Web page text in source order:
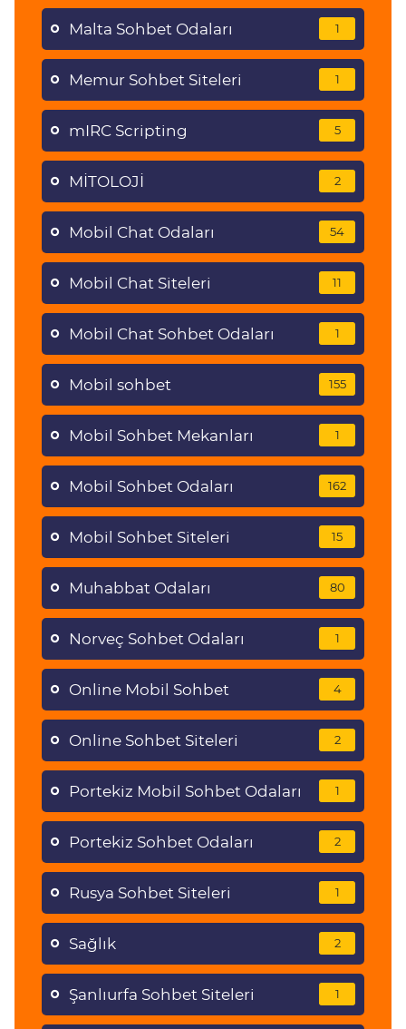
Malta Sohbet Odaları 1
Memur Sohbet Siteleri 1
mIRC Scripting 5
MİTOLOJİ 2
Mobil Chat Odaları 54
Mobil Chat Siteleri 11
Mobil Chat Sohbet Odaları 1
Mobil sohbet 155
Mobil Sohbet Mekanları 1
Mobil Sohbet Odaları 162
Mobil Sohbet Siteleri 15
Muhabbat Odaları 80
Norveç Sohbet Odaları 1
Online Mobil Sohbet 4
Online Sohbet Siteleri 2
Portekiz Mobil Sohbet Odaları 1
Portekiz Sohbet Odaları 2
Rusya Sohbet Siteleri 1
Sağlık 2
Şanlıurfa Sohbet Siteleri 1